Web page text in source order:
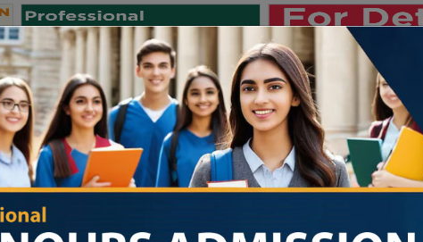
Private University International University University College
জাতীয় বিশ্ববিদ্যালয় ২০২৫-২৬
Division List